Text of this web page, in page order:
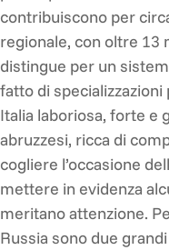
contribuiscono per
regionale, con oltre 13
distingue per un
fatto di
Italia laboriosa, forte e
abruzzesi, ricca di
cogliere l’occasione
mettere in evidenza
meritano attenzione.
Russia sono due